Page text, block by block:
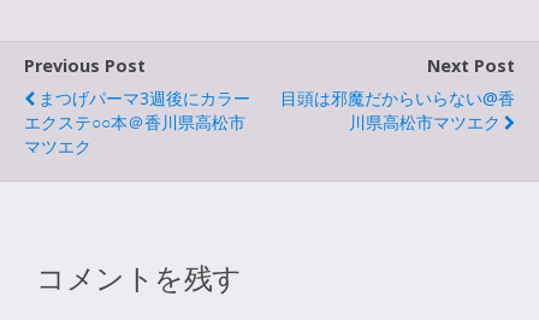
Previous Post
まつげパーマ3週後にカラー
エクステ○○本＠香川県高松市
マツエク
Next Post
目頭は邪魔だからいらない@香
川県高松市マツエク
コメントを残す